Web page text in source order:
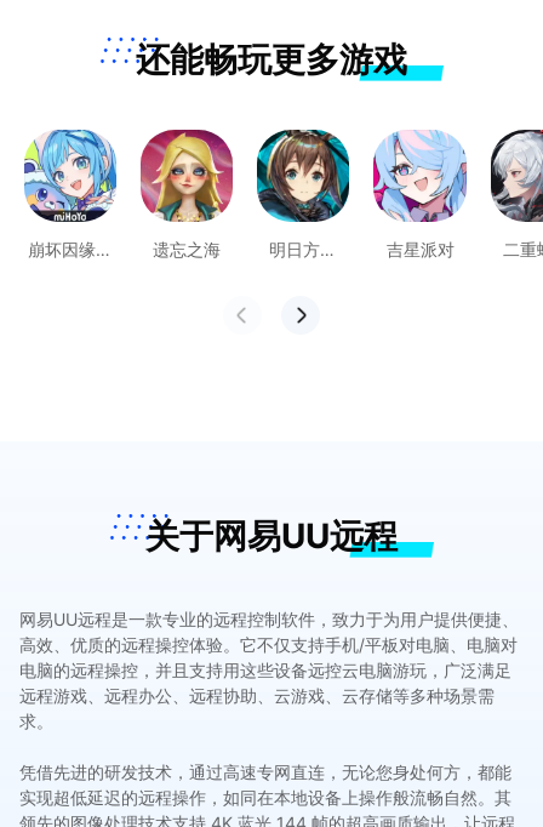
还能畅玩更多游戏
崩坏因缘精
遗忘之海
明日方舟
吉星派对 二重
关于网易UU远程
网易UU远程是一款专业的远程控制软件，致力于为用户提供便捷、
高效、优质的远程操控体验。它不仅支持手机/平板对电脑、电脑对
电脑的远程操控，并且支持用这些设备远控云电脑游玩，广泛满足
远程游戏、远程办公、远程协助、云游戏、云存储等多种场景需
求。
凭借先进的研发技术，通过高速专网直连，无论您身处何方，都能
实现超低延迟的远程操作，如同在本地设备上操作般流畅自然。其